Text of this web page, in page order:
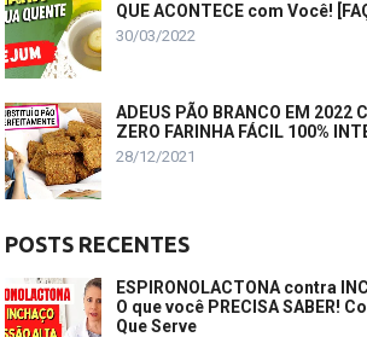
QUE ACONTECE com Você!
30/03/2022
ADEUS PÃO BRANCO EM 2022
ZERO FARINHA FÁCIL 100%
28/12/2021
POSTS RECENTES
ESPIRONOLACTONA contra
O que você PRECISA SABER!
Que Serve